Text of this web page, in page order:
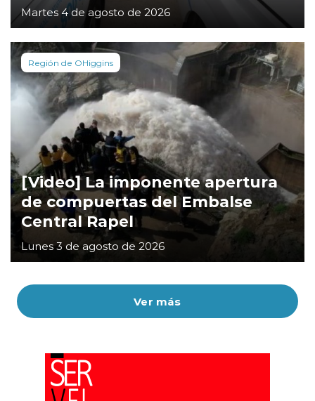
Ver más
Martes 4 de agosto de 2026
Región de OHiggins
[Video] La imponente apertura
de compuertas del Embalse
Central Rapel
Lunes 3 de agosto de 2026